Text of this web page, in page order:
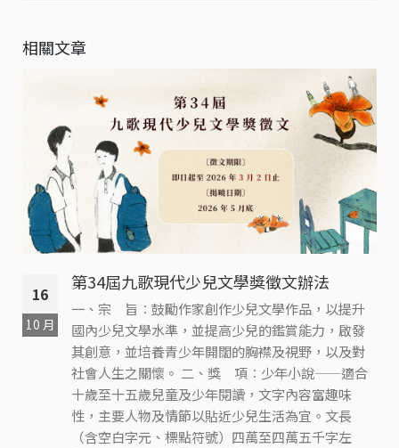
相關文章
16
10 月
第34屆九歌現代少兒文學獎徵文辦法
一、宗 旨︰鼓勵作家創作少兒文學作品，以提升
國內少兒文學水準，並提高少兒的鑑賞能力，啟發
其創意，並培養青少年開闊的胸襟及視野，以及對
社會人生之關懷。 二、獎 項︰少年小說——適合
十歲至十五歲兒童及少年閱讀，文字內容富趣味
性，主要人物及情節以貼近少兒生活為宜。文長
（含空白字元、標點符號）四萬至四萬五千字左